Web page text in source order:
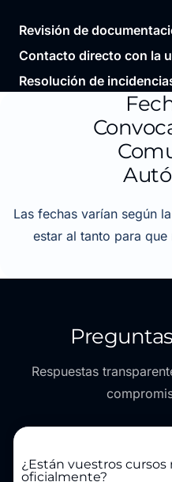
Revisión de
Contacto directo con la
Resolución de
Las fechas varían según
estar al tanto para
Respuestas
¿Están vuestros cursos
oficialmente?